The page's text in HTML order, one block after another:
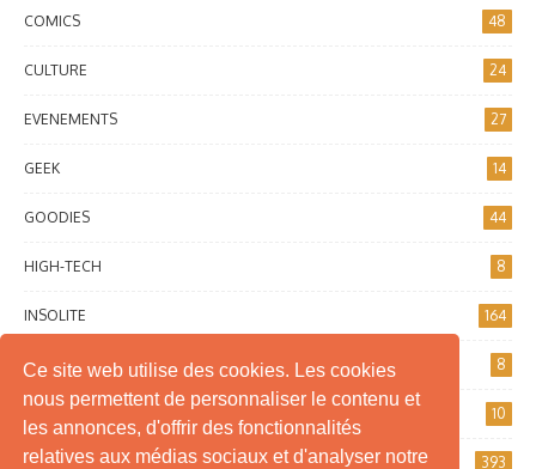
Ce site web utilise des cookies. Les cookies
nous permettent de personnaliser le contenu et
les annonces, d'offrir des fonctionnalités
relatives aux médias sociaux et d'analyser notre
COMICS 48
CULTURE 24
EVENEMENTS 27
GEEK 14
GOODIES 44
HIGH-TECH 8
INSOLITE 164
INTERNET 8
JEUX DE SOCIÉTÉ 10
JEUX VIDÉO 393